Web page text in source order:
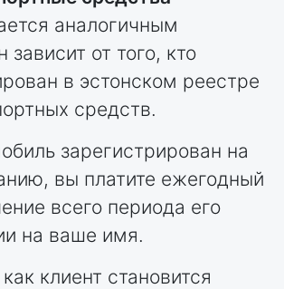
аналогичным
зависит от того, кто
в эстонском реестре
средств.
зарегистрирован на
вы платите ежегодный
всего периода его
на ваше имя.
клиент становится